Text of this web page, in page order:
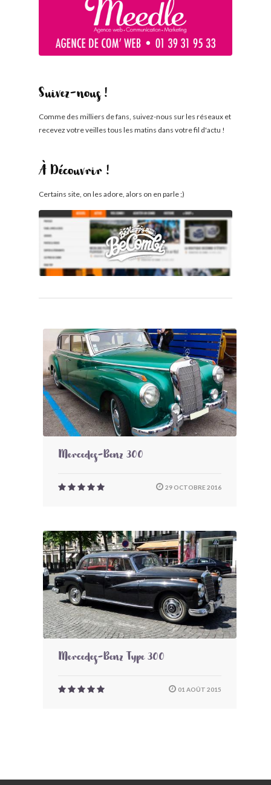
Suivez-nous !
Comme des milliers de fans, suivez-nous sur les réseaux et
recevez votre veilles tous les matins dans votre fil d'actu !
À Découvrir !
Certains site, on les adore, alors on en parle ;)
Mercedes-Benz 300
29 OCTOBRE 2016
Mercedes-Benz Type 300
01 AOÛT 2015